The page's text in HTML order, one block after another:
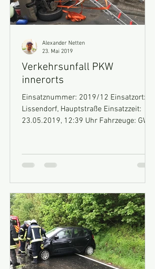
Verkehrsunfall PKW
innerorts
Einsatznummer: 2019/12 Einsatzort:
Lissendorf, Hauptstraße Einsatzzeit:
23.05.2019, 12:39 Uhr Fahrzeuge: GW-
Alexander Netten
23. Mai 2019